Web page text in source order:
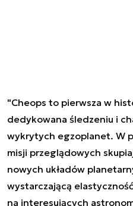
"Cheops to pierwsza w
dedykowana śledzeniu i
wykrytych egzoplanet. W
misji przeglądowych
nowych układów
wystarczającą
na interesujących